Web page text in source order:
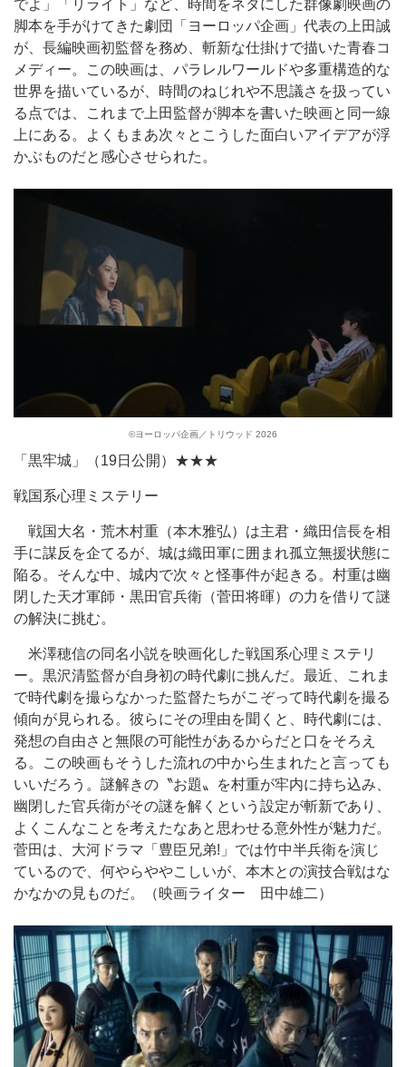
でよ」「リライト」など、時間をネタにした群像劇映画の
脚本を手がけてきた劇団「ヨーロッパ企画」代表の上田誠
が、長編映画初監督を務め、斬新な仕掛けで描いた青春コ
メディー。この映画は、パラレルワールドや多重構造的な
世界を描いているが、時間のねじれや不思議さを扱ってい
る点では、これまで上田監督が脚本を書いた映画と同一線
上にある。よくもまあ次々とこうした面白いアイデアが浮
かぶものだと感心させられた。
©︎ヨーロッパ企画／トリウッド 2026
「黒牢城」（19日公開）★★★
戦国系心理ミステリー
戦国大名・荒木村重（本木雅弘）は主君・織田信長を相
手に謀反を企てるが、城は織田軍に囲まれ孤立無援状態に
陥る。そんな中、城内で次々と怪事件が起きる。村重は幽
閉した天才軍師・黒田官兵衛（菅田将暉）の力を借りて謎
の解決に挑む。
米澤穂信の同名小説を映画化した戦国系心理ミステリ
ー。黒沢清監督が自身初の時代劇に挑んだ。最近、これま
で時代劇を撮らなかった監督たちがこぞって時代劇を撮る
傾向が見られる。彼らにその理由を聞くと、時代劇には、
発想の自由さと無限の可能性があるからだと口をそろえ
る。この映画もそうした流れの中から生まれたと言っても
いいだろう。謎解きの〝お題〟を村重が牢内に持ち込み、
幽閉した官兵衛がその謎を解くという設定が斬新であり、
よくこんなことを考えたなあと思わせる意外性が魅力だ。
菅田は、大河ドラマ「豊臣兄弟!」では竹中半兵衛を演じ
ているので、何やらややこしいが、本木との演技合戦はな
かなかの見ものだ。（映画ライター 田中雄二）